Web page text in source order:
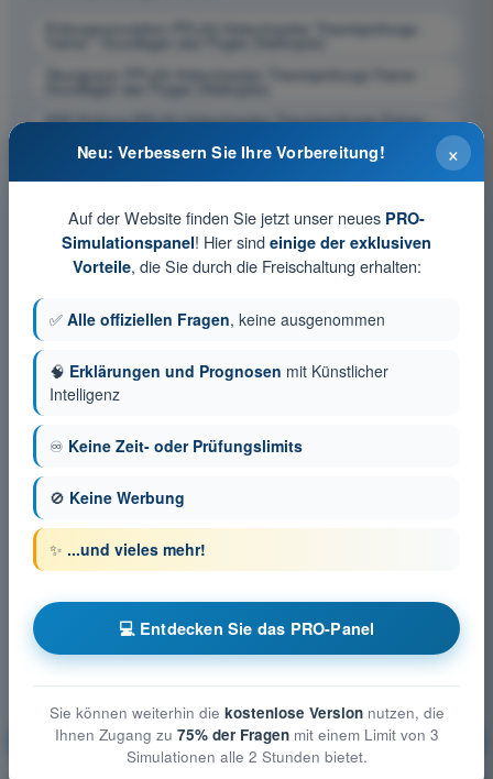
Prüfungssimulation PPL(H) Hubschrauber Theorieprüfungs-
Übungsquiz PPL(H) Hubschrauber Theorieprüfungs-Trainer -
PDF-Prüfung PPL(H) Hubschrauber Theorieprüfungs-Trainer -
Grundlagen des Fluges (Helikopter)
×
Neu: Verbessern Sie Ihre Vorbereitung!
Auf der Website finden Sie jetzt unser neues PRO-
Simulationspanel! Hier sind einige der exklusiven
Vorteile, die Sie durch die Freischaltung erhalten:
✅ Alle offiziellen Fragen, keine ausgenommen
🧠 Erklärungen und Prognosen mit Künstlicher
Intelligenz
♾️ Keine Zeit- oder Prüfungslimits
🚫 Keine Werbung
✨ ...und vieles mehr!
💻 Entdecken Sie das PRO-Panel
Sie können weiterhin die kostenlose Versionnutzen, die
Ihnen Zugang zu 75% der Fragenmit einem Limit von 3
Simulationen alle 2 Stunden bietet.